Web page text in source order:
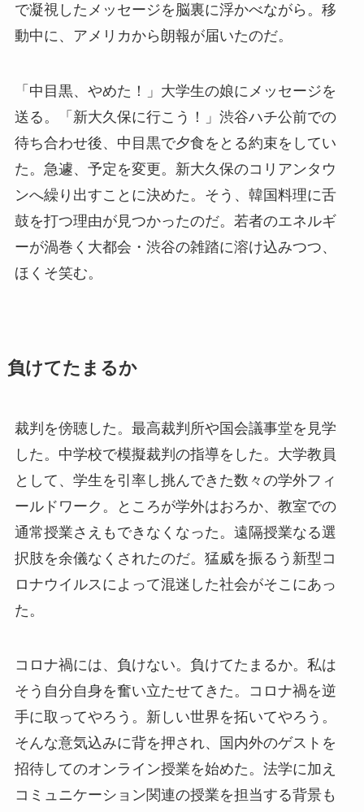
で凝視したメッセージを脳裏に浮かべながら。移
動中に、アメリカから朗報が届いたのだ。
「中目黒、やめた！」大学生の娘にメッセージを
送る。「新大久保に行こう！」渋谷ハチ公前での
待ち合わせ後、中目黒で夕食をとる約束をしてい
た。急遽、予定を変更。新大久保のコリアンタウ
ンへ繰り出すことに決めた。そう、韓国料理に舌
鼓を打つ理由が見つかったのだ。若者のエネルギ
ーが渦巻く大都会・渋谷の雑踏に溶け込みつつ、
ほくそ笑む。
負けてたまるか
裁判を傍聴した。最高裁判所や国会議事堂を見学
した。中学校で模擬裁判の指導をした。大学教員
として、学生を引率し挑んできた数々の学外フィ
ールドワーク。ところが学外はおろか、教室での
通常授業さえもできなくなった。遠隔授業なる選
択肢を余儀なくされたのだ。猛威を振るう新型コ
ロナウイルスによって混迷した社会がそこにあっ
た。
コロナ禍には、負けない。負けてたまるか。私は
そう自分自身を奮い立たせてきた。コロナ禍を逆
手に取ってやろう。新しい世界を拓いてやろう。
そんな意気込みに背を押され、国内外のゲストを
招待してのオンライン授業を始めた。法学に加え
コミュニケーション関連の授業を担当する背景も